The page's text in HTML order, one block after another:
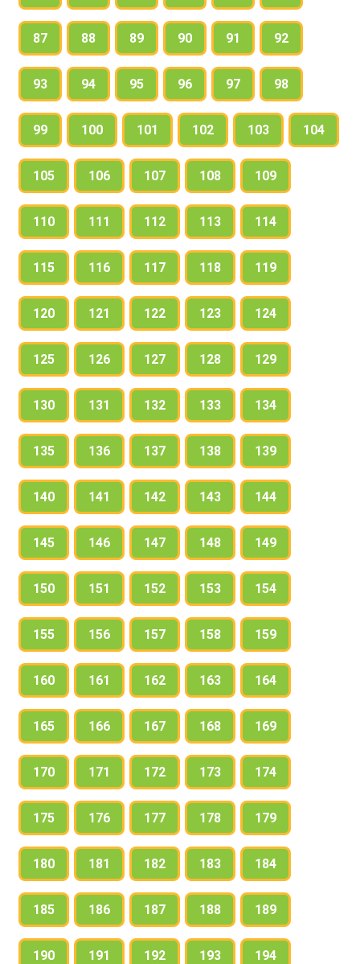
87 88 89 90 91 92
93 94 95 96 97 98
99 100 101 102 103 104
105 106 107 108 109
110 111 112 113 114
115 116 117 118 119
120 121 122 123 124
125 126 127 128 129
130 131 132 133 134
135 136 137 138 139
140 141 142 143 144
145 146 147 148 149
150 151 152 153 154
155 156 157 158 159
160 161 162 163 164
165 166 167 168 169
170 171 172 173 174
175 176 177 178 179
180 181 182 183 184
185 186 187 188 189
190 191 192 193 194